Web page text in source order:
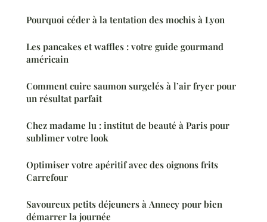
Pourquoi céder à la tentation des mochis à Lyon
Les pancakes et waffles : votre guide gourmand
américain
Comment cuire saumon surgelés à l’air fryer pour
un résultat parfait
Chez madame lu : institut de beauté à Paris pour
sublimer votre look
Optimiser votre apéritif avec des oignons frits
Carrefour
Savoureux petits déjeuners à Annecy pour bien
démarrer la journée